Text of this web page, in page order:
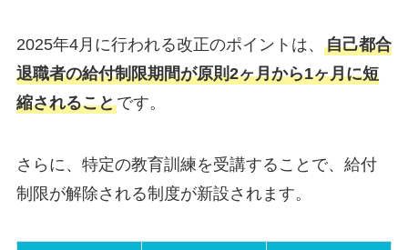
2025年4月に行われる改正のポイントは、 自己都合
退職者の給付制限期間が原則2ヶ月から1ヶ月に短
縮されることです。
さらに、特定の教育訓練を受講することで、給付
制限が解除される制度が新設されます。